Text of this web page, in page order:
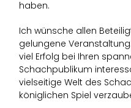
haben.
Ich wünsche allen
gelungene
viel Erfolg bei Ihren
Schachpublikum
vielseitige Welt des
königlichen Spiel